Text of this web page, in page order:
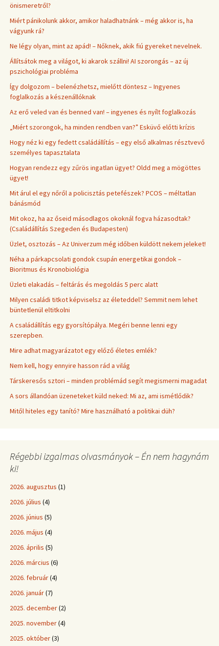
önismeretről?
Miért pánikolunk akkor, amikor haladhatnánk – még akkor is, ha
vágyunk rá?
Ne légy olyan, mint az apád! – Nőknek, akik fiú gyereket nevelnek.
Állítsátok meg a világot, ki akarok szállni! AI szorongás – az új
pszichológiai probléma
Így dolgozom – belenézhetsz, mielőtt döntesz – Ingyenes
foglalkozás a készenállóknak
Az erő veled van és benned van! – ingyenes és nyílt foglalkozás
„Miért szorongok, ha minden rendben van?” Esküvő előtti krízis
Hogy néz ki egy fedett családállítás – egy első alkalmas résztvevő
személyes tapasztalata
Hogyan rendezz egy zűrös ingatlan ügyet? Oldd meg a mögöttes
ügyet!
Mit árul el egy nőről a policisztás petefészek? PCOS – méltatlan
bánásmód
Mit okoz, ha az őseid másodlagos okoknál fogva házasodtak?
(Családállítás Szegeden és Budapesten)
Üzlet, osztozás – Az Univerzum még időben küldött nekem jeleket!
Néha a párkapcsolati gondok csupán energetikai gondok –
Bioritmus és Kronobiológia
Üzleti elakadás – feltárás és megoldás 5 perc alatt
Milyen családi titkot képviselsz az életeddel? Semmit nem lehet
büntetlenül eltitkolni
A családállítás egy gyorsítópálya. Megéri benne lenni egy
szerepben.
Mire adhat magyarázatot egy előző életes emlék?
Nem kell, hogy ennyire hasson rád a világ
Társkeresős sztori – minden problémád segít megismerni magadat
A sors állandóan üzeneteket küld neked: Mi az, ami ismétlődik?
Mitől hiteles egy tanító? Mire használható a politikai düh?
Régebbi izgalmas olvasmányok – Én nem hagynám
ki!
2026. augusztus (1)
2026. július (4)
2026. június (5)
2026. május (4)
2026. április (5)
2026. március (6)
2026. február(4)
2026. január(7)
2025. december(2)
2025. november(4)
2025. október(3)